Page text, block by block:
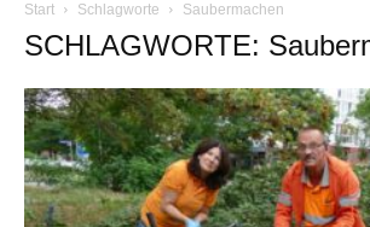
Start Schlagworte Saubermachen
SCHLAGWORTE: